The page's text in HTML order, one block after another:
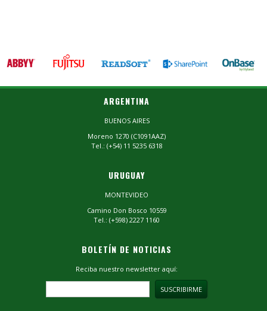
ARGENTINA
BUENOS AIRES
Moreno 1270 (C1091AAZ)
Tel.: (+54) 11 5235 6318
URUGUAY
MONTEVIDEO
Camino Don Bosco 10559
Tel.: (+598) 2227 1160
BOLETÍN DE NOTICIAS
Reciba nuestro newsletter aquí: